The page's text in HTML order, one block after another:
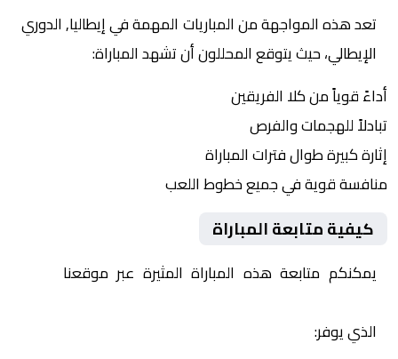
تعد هذه المواجهة من المباريات المهمة في إيطاليا, الدوري
الإيطالي، حيث يتوقع المحللون أن تشهد المباراة:
أداءً قوياً من كلا الفريقين
تبادلاً للهجمات والفرص
إثارة كبيرة طوال فترات المباراة
منافسة قوية في جميع خطوط اللعب
كيفية متابعة المباراة
يمكنكم متابعة هذه المباراة المثيرة عبر موقعنا
الذي يوفر: